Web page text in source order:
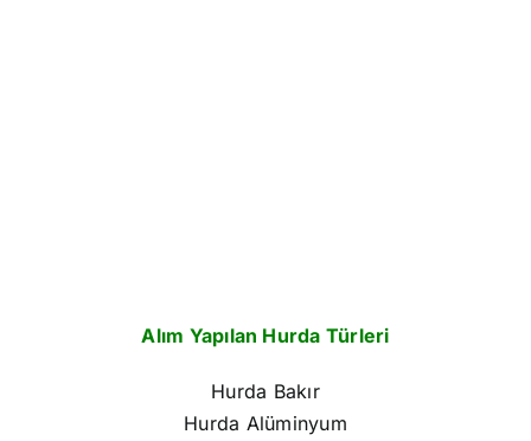
Alım Yapılan Hurda Türleri
Hurda Bakır
Hurda Alüminyum